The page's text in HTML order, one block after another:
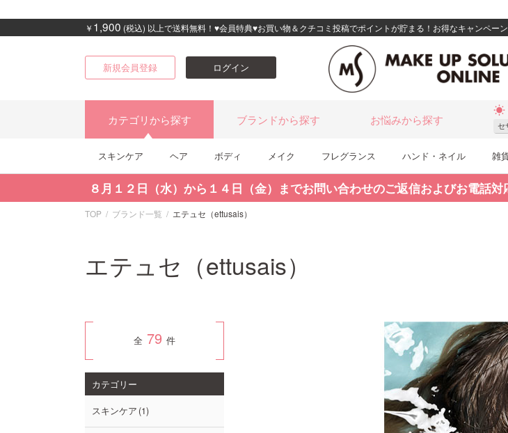
￥ 1,900 (税込) 以上で送料無料！♥会員特典♥お買い物＆クチコミ投稿でポイントが貯まる！お得なキャンペーン
新規会員登録 ログイン
カテゴリから探す ブランドから探す お悩みから探す
wb_sunny
セ
スキンケア ヘア ボディ メイク フレグランス ハンド・ネイル 雑
８月１２日（水）から１４日（金）までお問い合わせのご返信およびお電話
TOP ブランド一覧 エテュセ（ettusais）
エテュセ（ettusais）
全 79 件
カテゴリー
スキンケア 1